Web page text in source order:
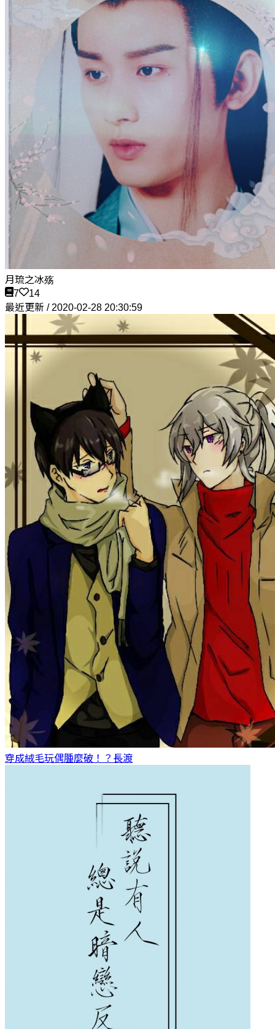
月琉之冰殇
7
14
最近更新 / 2020-02-28 20:30:59
穿成絨毛玩偶腫麼破！？ 長渡